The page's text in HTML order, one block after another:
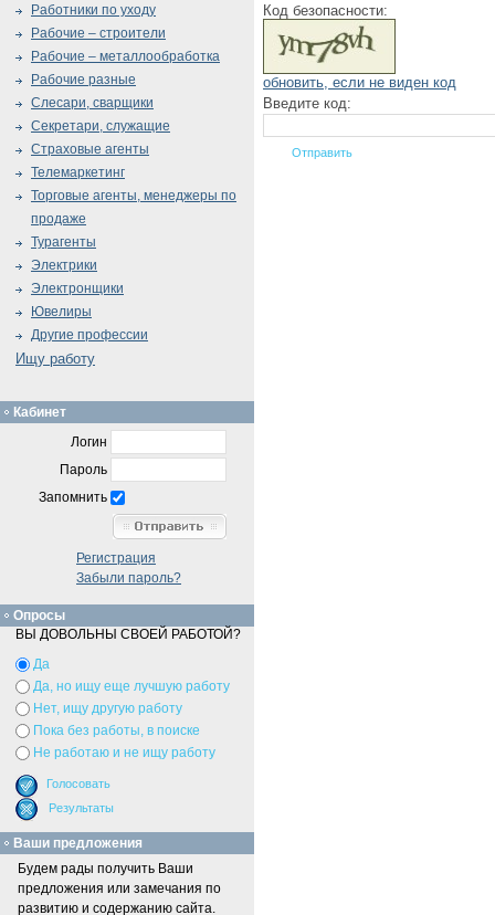
Код безопасности:
обновить, если не виден код
Введите код:
Работники по уходу
Рабочие – строители
Рабочие – металлообработка
Рабочие разные
Слесари, сварщики
Секретари, служащие
Страховые агенты
Телемаркетинг
Торговые агенты, менеджеры по
продаже
Турагенты
Электрики
Электронщики
Ювелиры
Другие профессии
Ищу работу
Кабинет
Логин
Пароль
Запомнить
Регистрация
Забыли пароль?
Опросы
ВЫ ДОВОЛЬНЫ СВОЕЙ РАБОТОЙ?
Да
Да, но ищу еще лучшую работу
Нет, ищу другую работу
Пока без работы, в поиске
Не работаю и не ищу работу
Ваши предложения
Будем рады получить Ваши
предложения или замечания по
развитию и содержанию сайта.